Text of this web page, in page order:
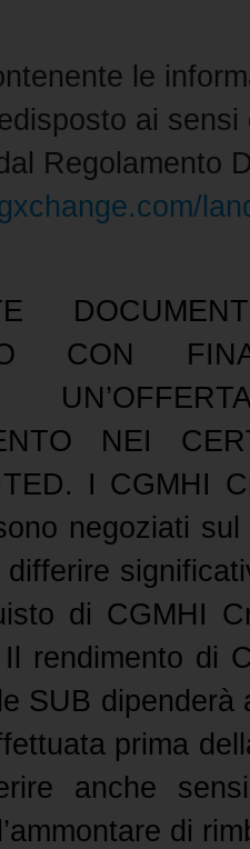
le
ai
Regolamento
CON
NEI
I CGMHI
negoziati
di CGMHI
rendimento di
SUB
prima
anche
di